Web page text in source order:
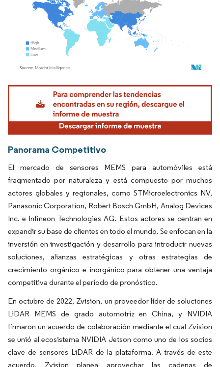
Imagen © Mordor Intelligence. El uso requiere atribución según CC BY 4.0.
Panorama Competitivo
El mercado de sensores MEMS para automóviles está
fragmentado por naturaleza y está compuesto por muchos
actores globales y regionales, como STMicroelectronics NV,
Panasonic Corporation, Robert Bosch GmbH, Analog Devices
Inc. e Infineon Technologies AG. Estos actores se centran en
expandir su base de clientes en todo el mundo. Se enfocan en la
inversión en investigación y desarrollo para introducir nuevas
soluciones, alianzas estratégicas y otras estrategias de
crecimiento orgánico e inorgánico para obtener una ventaja
competitiva durante el período de pronóstico.
En octubre de 2022, Zvision, un proveedor líder de soluciones
LiDAR MEMS de grado automotriz en China, y NVIDIA
firmaron un acuerdo de colaboración mediante el cual Zvision
se unió al ecosistema NVIDIA Jetson como uno de los socios
clave de sensores LiDAR de la plataforma. A través de este
acuerdo, Zvision planea aprovechar las cadenas de